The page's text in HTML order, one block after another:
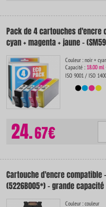
Pack de 4 cartouches d'encre
cyan + magenta + jaune -
Couleur : noir +
Capacité : 18.00 ml
ISO 9001 / ISO
24.67€
Cartouche d'encre compatible -
(5226B005*) - grande capacité
Couleur : couleur